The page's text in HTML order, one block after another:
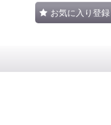
お気に入り登録